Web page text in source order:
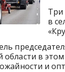
Три
в
в
и